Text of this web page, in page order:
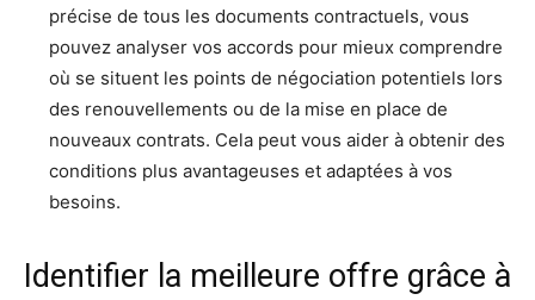
précise de tous les documents contractuels, vous
pouvez analyser vos accords pour mieux comprendre
où se situent les points de négociation potentiels lors
des renouvellements ou de la mise en place de
nouveaux contrats. Cela peut vous aider à obtenir des
conditions plus avantageuses et adaptées à vos
besoins.
Identifier la meilleure offre grâce à